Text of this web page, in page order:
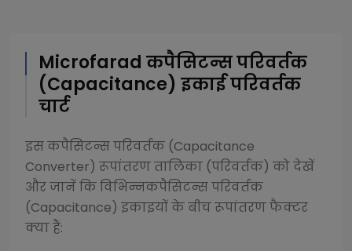
Microfarad कपैसिटन्स परिवर्तक
(Capacitance) इकाई परिवर्तक
चार्ट
इसकपैसिटन्स परिवर्तक (Capacitance
Converter) रूपांतरण तालिका (परिवर्तक) को देखें
और जानें कि विभिन्नकपैसिटन्स परिवर्तक
(Capacitance) इकाइयों के बीच रूपांतरण फैक्टर
क्या हैं: